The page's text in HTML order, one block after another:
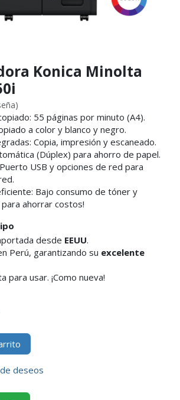
Konica Minolta
55 páginas por minuto (A4).
a color y blanco y negro.
Copia, impresión y escaneado.
(Dúplex) para ahorro de papel.
USB y opciones de red para
Bajo consumo de tóner y
para ahorrar costos!​
desde EEUU.
Perú, garantizando su excelente
para usar. ¡Como nueva!
deseos